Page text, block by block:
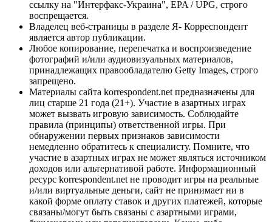
ссылку на "Интерфакс-Украина", EPA / UPG, строго
воспрещается.
Владелец веб-страницы в разделе Я- Корреспондент
является автор публикации.
Любое копирование, перепечатка и воспроизведение
фотографий и/или аудиовизуальных материалов,
принадлежащих правообладателю Getty Images, строго
запрещено.
Материалы сайта korrespondent.net предназначены для
лиц старше 21 года (21+). Участие в азартных играх
может вызвать игровую зависимость. Соблюдайте
правила (принципы) ответственной игры. При
обнаружении первых признаков зависимости
немедленно обратитесь к специалисту. Помните, что
участие в азартных играх не может являться источником
доходов или альтернативой работе. Информационный
ресурс korrespondent.net не проводит игры на реальные
и/или виртуальные деньги, сайт не принимает ни в
какой форме оплату ставок и других платежей, которые
связаны/могут быть связаны с азартными играми,